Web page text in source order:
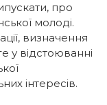
про
молоді.
визначення
у відстоюванні
інтересів.